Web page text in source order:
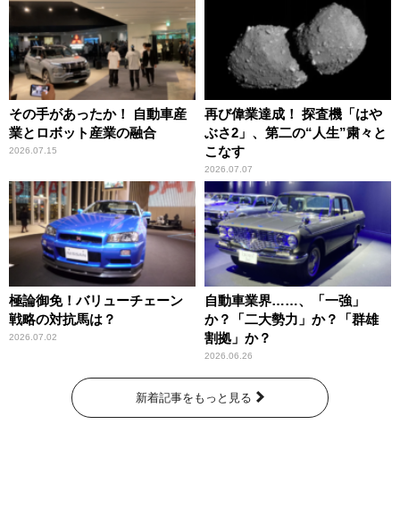
その手があったか！ 自動車産
業とロボット産業の融合
2026.07.15
再び偉業達成！ 探査機「はや
ぶさ2」、第二の“人生”粛々と
こなす
2026.07.07
極論御免！バリューチェーン
戦略の対抗馬は？
2026.07.02
自動車業界……、「一強」
か？「二大勢力」か？「群雄
割拠」か？
2026.06.26
新着記事をもっと見る